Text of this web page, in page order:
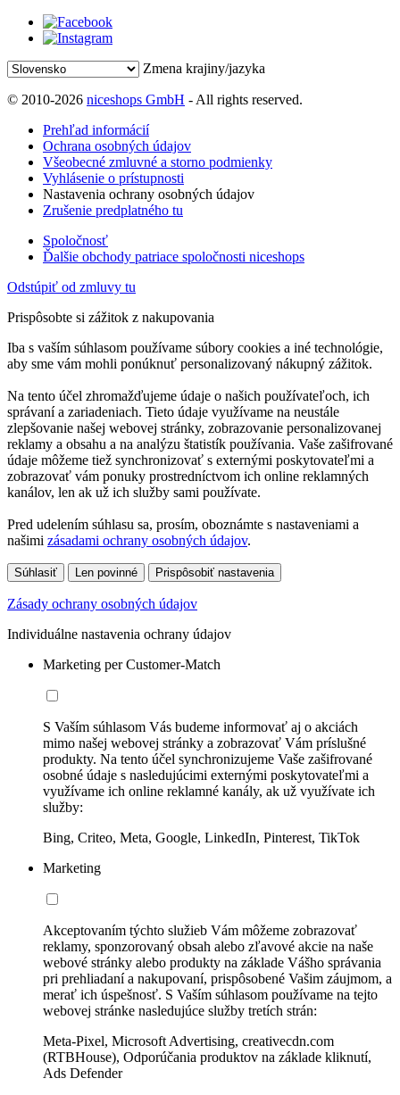
Zmena krajiny/jazyka
© 2010-2026 niceshops GmbH - All rights reserved.
Prehľad informácií
Ochrana osobných údajov
Všeobecné zmluvné a storno podmienky
Vyhlásenie o prístupnosti
Nastavenia ochrany osobných údajov
Zrušenie predplatného tu
Spoločnosť
Ďalšie obchody patriace spoločnosti niceshops
Odstúpiť od zmluvy tu
Prispôsobte si zážitok z nakupovania
Iba s vaším súhlasom používame súbory cookies a iné technológie,
aby sme vám mohli ponúknuť personalizovaný nákupný zážitok.
Na tento účel zhromažďujeme údaje o našich používateľoch, ich
správaní a zariadeniach. Tieto údaje využívame na neustále
zlepšovanie našej webovej stránky, zobrazovanie personalizovanej
reklamy a obsahu a na analýzu štatistík používania. Vaše zašifrované
údaje môžeme tiež synchronizovať s externými poskytovateľmi a
zobrazovať vám ponuky prostredníctvom ich online reklamných
kanálov, len ak už ich služby sami používate.
Pred udelením súhlasu sa, prosím, oboznámte s nastaveniami a
našimi zásadami ochrany osobných údajov.
Súhlasiť Len povinné Prispôsobiť nastavenia
Zásady ochrany osobných údajov
Individuálne nastavenia ochrany údajov
Marketing per Customer-Match
S Vaším súhlasom Vás budeme informovať aj o akciách
mimo našej webovej stránky a zobrazovať Vám príslušné
produkty. Na tento účel synchronizujeme Vaše zašifrované
osobné údaje s nasledujúcimi externými poskytovateľmi a
využívame ich online reklamné kanály, ak už využívate ich
služby:
Bing, Criteo, Meta, Google, LinkedIn, Pinterest, TikTok
Marketing
Akceptovaním týchto služieb Vám môžeme zobrazovať
reklamy, sponzorovaný obsah alebo zľavové akcie na naše
webové stránky alebo produkty na základe Vášho správania
pri prehliadaní a nakupovaní, prispôsobené Vašim záujmom, a
merať ich úspešnosť. S Vaším súhlasom používame na tejto
webovej stránke nasledujúce služby tretích strán:
Meta-Pixel, Microsoft Advertising, creativecdn.com
(RTBHouse), Odporúčania produktov na základe kliknutí,
Ads Defender